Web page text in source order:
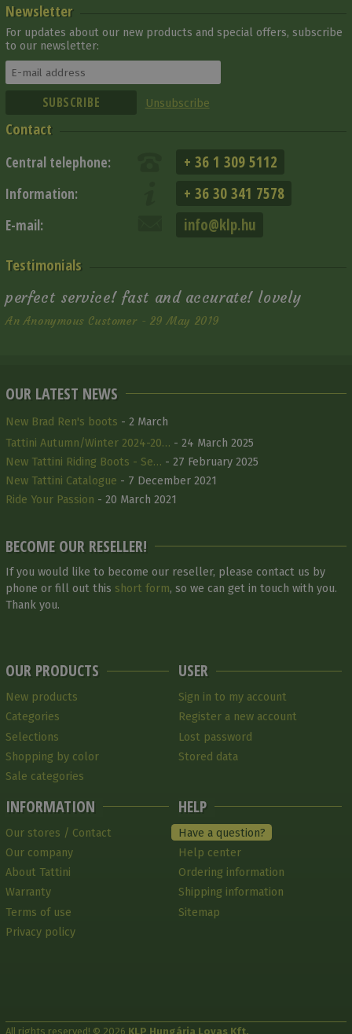
Newsletter
For updates about our new products and special offers, subscribe
to our newsletter:
Unsubscribe
Contact
Central telephone: + 36 1 309 5112
Information: + 36 30 341 7578
E-mail: info@klp.hu
Testimonials
perfect service! fast and accurate! lovely
An Anonymous Customer - 29 May 2019
OUR LATEST NEWS
New Brad Ren's boots - 2 March
Tattini Autumn/Winter 2024-20… - 24 March 2025
New Tattini Riding Boots - Se… - 27 February 2025
New Tattini Catalogue - 7 December 2021
Ride Your Passion - 20 March 2021
BECOME OUR RESELLER!
If you would like to become our reseller, please contact us by
phone or fill out this short form, so we can get in touch with you.
Thank you.
OUR PRODUCTS
New products
Categories
Selections
Shopping by color
Sale categories
INFORMATION
Our stores / Contact
Our company
About Tattini
Warranty
Terms of use
Privacy policy
USER
Sign in to my account
Register a new account
Lost password
Stored data
HELP
Have a question?
Help center
Ordering information
Shipping information
Sitemap
All rights reserved! © 2026 KLP Hungária Lovas Kft.